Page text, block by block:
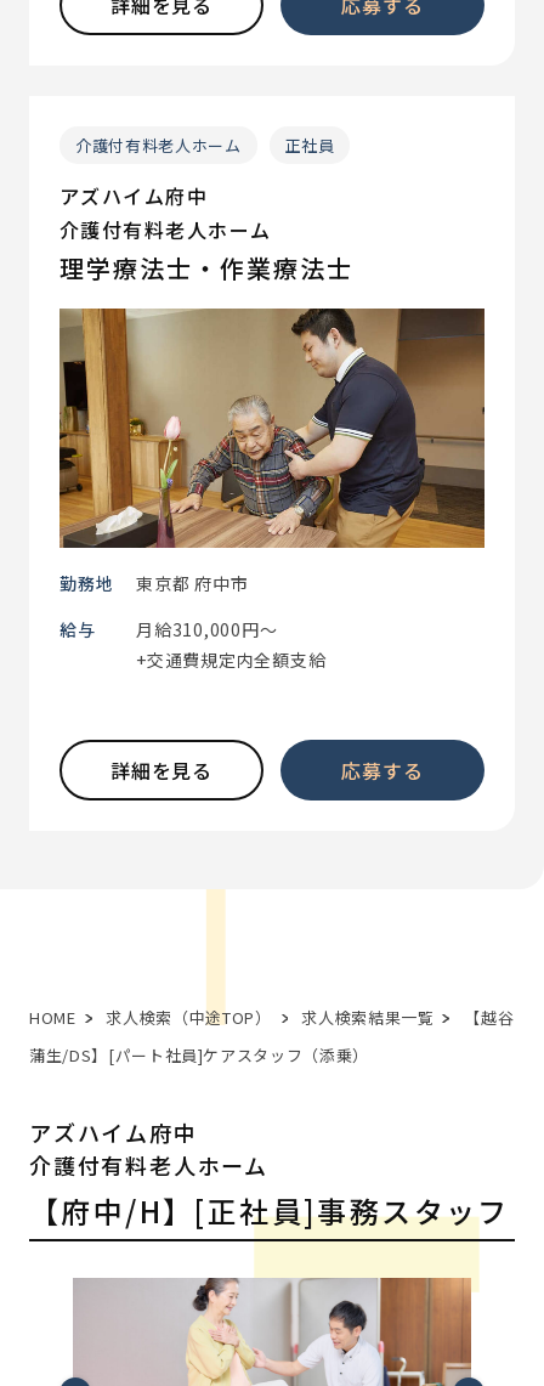
介護付有料老人ホーム 正社員
アズハイム府中
介護付有料老人ホーム
理学療法士・作業療法士
勤務地
東京都 府中市
給与
月給310,000円～
+交通費規定内全額支給
詳細を見る 応募する
HOME 求人検索（中途TOP） 求人検索結果一覧
【越谷
蒲生/DS】[パート社員]ケアスタッフ（添乗）
アズハイム府中
介護付有料老人ホーム
【府中/H】[正社員]事務スタッフ